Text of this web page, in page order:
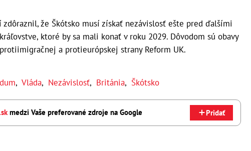
zdôraznil, že Škótsko musí získať nezávislosť ešte pred ďalšími
ktoré by sa mali konať v roku 2029. Dôvodom sú obavy
a protieurópskej strany Reform UK.
, Vláda, Nezávislosť, Británia, Škótsko
medzi Vaše preferované zdroje na Google Pridať